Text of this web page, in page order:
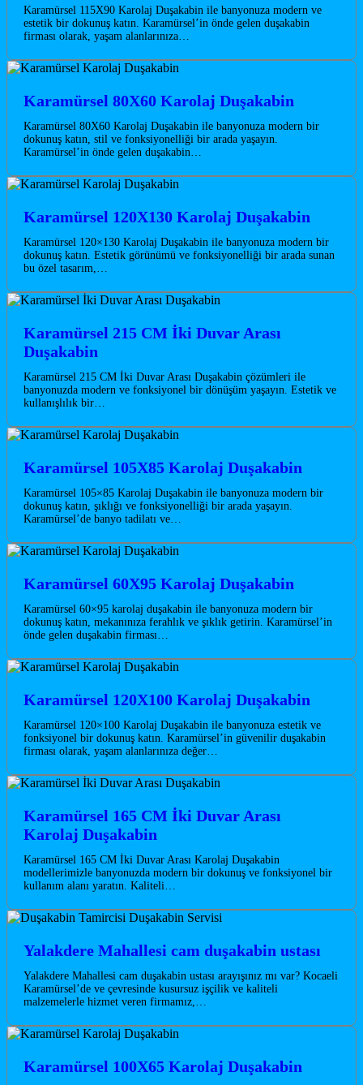
Karamürsel 115X90 Karolaj Duşakabin ile banyonuza modern ve
estetik bir dokunuş katın. Karamürsel’in önde gelen duşakabin
firması olarak, yaşam alanlarınıza…
Karamürsel 80X60 Karolaj Duşakabin
Karamürsel 80X60 Karolaj Duşakabin ile banyonuza modern bir
dokunuş katın, stil ve fonksiyonelliği bir arada yaşayın.
Karamürsel’in önde gelen duşakabin…
Karamürsel 120X130 Karolaj Duşakabin
Karamürsel 120×130 Karolaj Duşakabin ile banyonuza modern bir
dokunuş katın. Estetik görünümü ve fonksiyonelliği bir arada sunan
bu özel tasarım,…
Karamürsel 215 CM İki Duvar Arası
Duşakabin
Karamürsel 215 CM İki Duvar Arası Duşakabin çözümleri ile
banyonuzda modern ve fonksiyonel bir dönüşüm yaşayın. Estetik ve
kullanışlılık bir…
Karamürsel 105X85 Karolaj Duşakabin
Karamürsel 105×85 Karolaj Duşakabin ile banyonuza modern bir
dokunuş katın, şıklığı ve fonksiyonelliği bir arada yaşayın.
Karamürsel’de banyo tadilatı ve…
Karamürsel 60X95 Karolaj Duşakabin
Karamürsel 60×95 karolaj duşakabin ile banyonuza modern bir
dokunuş katın, mekanınıza ferahlık ve şıklık getirin. Karamürsel’in
önde gelen duşakabin firması…
Karamürsel 120X100 Karolaj Duşakabin
Karamürsel 120×100 Karolaj Duşakabin ile banyonuza estetik ve
fonksiyonel bir dokunuş katın. Karamürsel’in güvenilir duşakabin
firması olarak, yaşam alanlarınıza değer…
Karamürsel 165 CM İki Duvar Arası
Karolaj Duşakabin
Karamürsel 165 CM İki Duvar Arası Karolaj Duşakabin
modellerimizle banyonuzda modern bir dokunuş ve fonksiyonel bir
kullanım alanı yaratın. Kaliteli…
Yalakdere Mahallesi cam duşakabin ustası
Yalakdere Mahallesi cam duşakabin ustası arayışınız mı var? Kocaeli
Karamürsel’de ve çevresinde kusursuz işçilik ve kaliteli
malzemelerle hizmet veren firmamız,…
Karamürsel 100X65 Karolaj Duşakabin